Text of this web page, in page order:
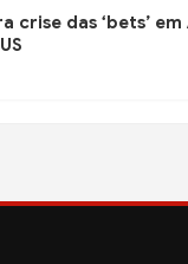
crise das ‘bets’